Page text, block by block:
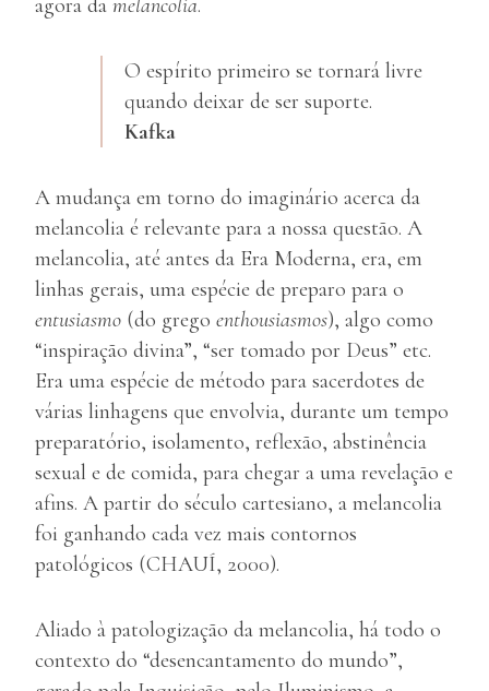
agora da melancolia.
O espírito primeiro se tornará livre
quando deixar de ser suporte.
Kafka
A mudança em torno do imaginário acerca da
melancolia é relevante para a nossa questão. A
melancolia, até antes da Era Moderna, era, em
linhas gerais, uma espécie de preparo para o
entusiasmo (do grego enthousiasmos), algo como
“inspiração divina”, “ser tomado por Deus” etc.
Era uma espécie de método para sacerdotes de
várias linhagens que envolvia, durante um tempo
preparatório, isolamento, reflexão, abstinência
sexual e de comida, para chegar a uma revelação e
afins. A partir do século cartesiano, a melancolia
foi ganhando cada vez mais contornos
patológicos (CHAUÍ, 2000).
Aliado à patologização da melancolia, há todo o
contexto do “desencantamento do mundo”,